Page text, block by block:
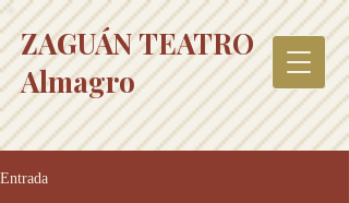
ZAGUÁN TEATRO
Almagro
Entrada